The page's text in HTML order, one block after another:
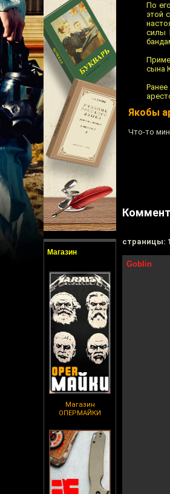
Магазин
Магазин
ОПЕРМАЙКИ
По
этой
силы
сына
Якобы
Что-то
cтраницы:
Goblin